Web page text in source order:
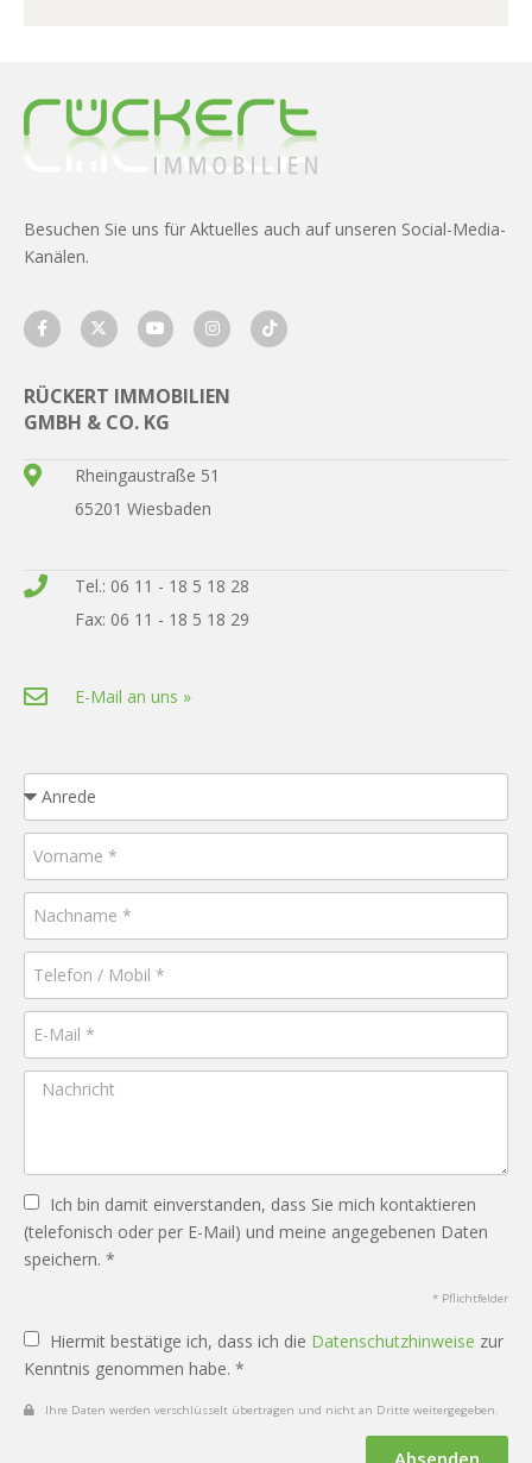
Besuchen Sie uns für Aktuelles auch auf unseren Social-Media-
Kanälen.
RÜCKERT IMMOBILIEN
GMBH & CO. KG
Rheingaustraße 51
65201 Wiesbaden
Tel.: 06 11 - 18 5 18 28
Fax: 06 11 - 18 5 18 29
E-Mail an uns »
Ich bin damit einverstanden, dass Sie mich kontaktieren
(telefonisch oder per E-Mail) und meine angegebenen Daten
speichern. *
* Pflichtfelder
Hiermit bestätige ich, dass ich die Datenschutzhinweise zur
Kenntnis genommen habe. *
Ihre Daten werden verschlüsselt übertragen und nicht an Dritte weitergegeben.